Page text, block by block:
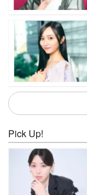
Pick Up!